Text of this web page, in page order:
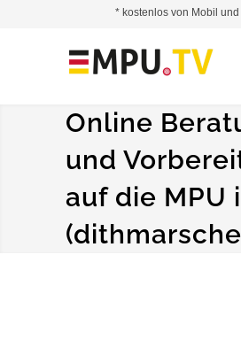
Online
und
auf die MPU
* kostenlos von Mobil und